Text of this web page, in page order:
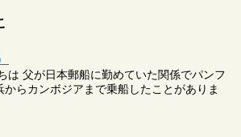
は 父が日本郵船に勤めていた関係でパンフ
からカンボジアまで乗船したことがありま